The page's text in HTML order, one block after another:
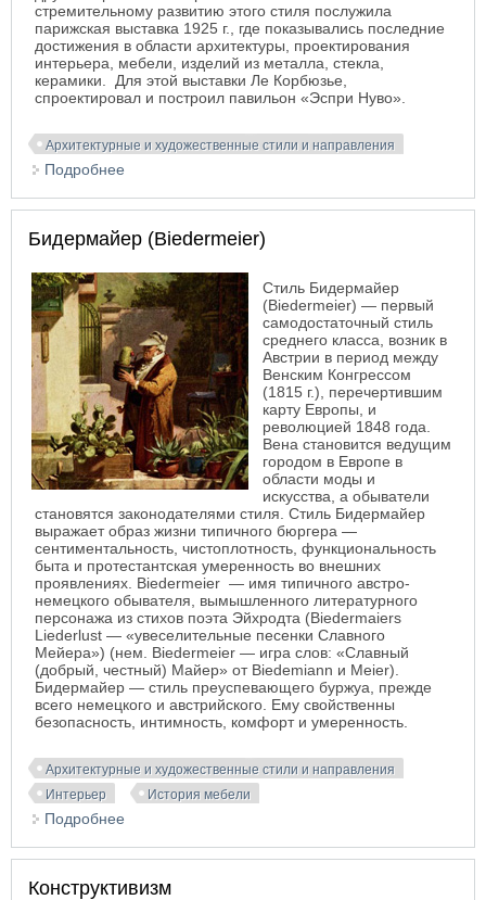
стремительному развитию этого стиля послужила
парижская выставка 1925 г., где показывались последние
достижения в области архитектуры, проектирования
интерьера, мебели, изделий из металла, стекла,
керамики. Для этой выставки Ле Корбюзье
спроектировал и построил павильон «Эспри Нуво».
Архитектурные и художественные стили и направления
Подробнее
Бидермайер (Biedermeier)
Стиль Бидермайер
(Biedermeier) — первый
самодостаточный стиль
среднего класса, возник в
Австрии в период между
Венским Конгрессом
(1815 г.), перечертившим
карту Европы, и
революцией 1848 года.
Вена становится ведущим
городом в Европе в
области моды и
искусства, а обыватели
становятся законодателями стиля. Стиль Бидермайер
выражает образ жизни типичного бюргера —
сентиментальность, чистоплотность, функциональность
быта и протестантская умеренность во внешних
проявлениях. Biedermeier — имя типичного австро-
немецкого обывателя, вымышленного литературного
персонажа из стихов поэта Эйхродта (Biedermaiers
Liederlust — «увеселительные песенки Славного
Мейера») (нем. Biedеrmеiеr — игра слов: «Славный
(добрый, честный) Майер» от Biedеmiann и Mеiеr).
Бидермайер — стиль преуспевающего буржуа, прежде
всего немецкого и австрийского. Ему свойственны
безопасность, интимность, комфорт и умеренность.
Архитектурные и художественные стили и направления
Интерьер
История мебели
Подробнее
Конструктивизм